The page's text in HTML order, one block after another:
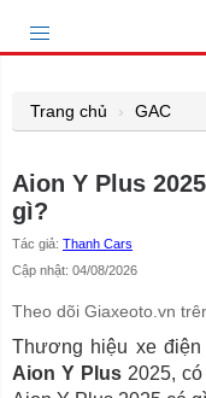
Trang chủ GAC
Aion Y Plus
gì?
Tác giả: Thanh Cars
Cập nhật: 04/08/2026
Theo dõi Giaxeoto.vn
Thương hiệu xe
Aion Y Plus2025, có